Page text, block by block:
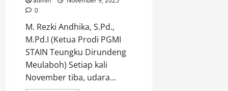
0
M. Rezki Andhika, S.Pd.,
M.Pd.I (Ketua Prodi PGMI
STAIN Teungku Dirundeng
Meulaboh) Setiap kali
November tiba, udara...